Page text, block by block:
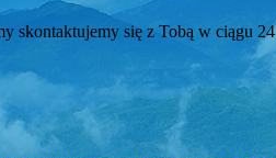
skontaktujemy się z Tobą w ciągu